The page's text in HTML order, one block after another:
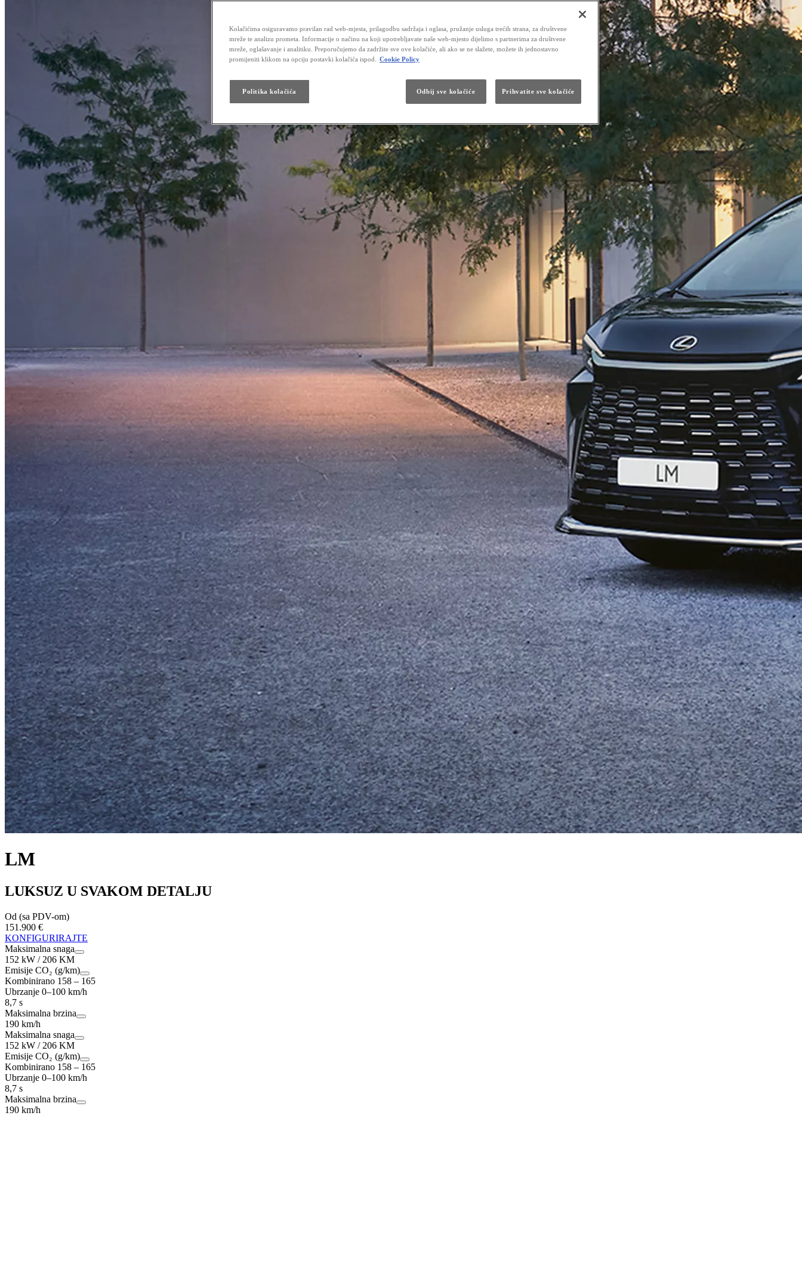
LM
LUKSUZ U SVAKOM DETALJU
Od (sa PDV-om)
151.900 €
KONFIGURIRAJTE
Maksimalna snaga
152 kW / 206 KM
Emisije CO₂ (g/km)
Kombinirano 158 – 165
Ubrzanje 0–100 km/h
8,7 s
Maksimalna brzina
190 km/h
Maksimalna snaga
152 kW / 206 KM
Emisije CO₂ (g/km)
Kombinirano 158 – 165
Ubrzanje 0–100 km/h
8,7 s
Maksimalna brzina
190 km/h
Kolačićima osiguravamo pravilan rad web-mjesta, prilagodbu sadržaja i oglasa, pružanje usluga trećih strana, za društvene
mreže te analizu prometa. Informacije o načinu na koji upotrebljavate naše web-mjesto dijelimo s partnerima za društvene
mreže, oglašavanje i analitiku. Preporučujemo da zadržite sve ove kolačiće, ali ako se ne slažete, možete ih jednostavno
promijeniti klikom na opciju postavki kolačića ispod.
Cookie Policy
Politika kolačića Odbij sve kolačiće Prihvatite sve kolačiće